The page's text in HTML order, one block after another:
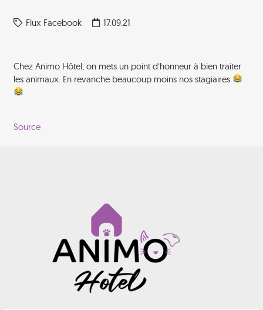
Flux Facebook 17.09.21
Chez Animo Hôtel, on mets un point d’honneur à bien traiter
les animaux. En revanche beaucoup moins nos stagiaires
Source